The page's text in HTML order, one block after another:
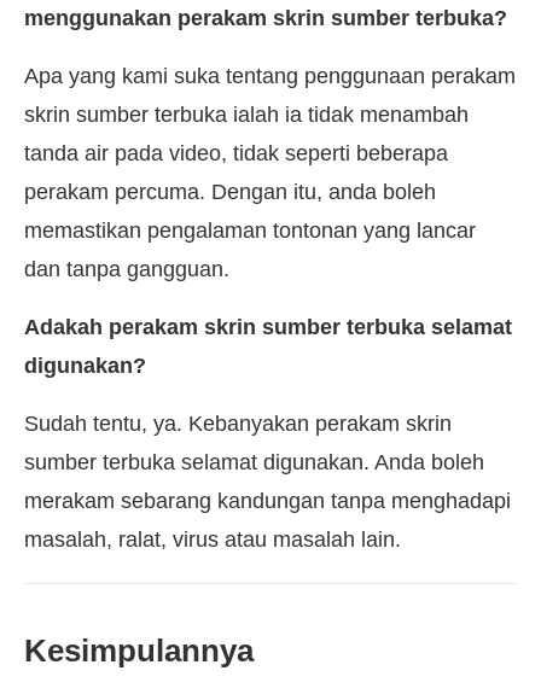
menggunakan perakam skrin sumber terbuka?
Apa yang kami suka tentang penggunaan perakam
skrin sumber terbuka ialah ia tidak menambah
tanda air pada video, tidak seperti beberapa
perakam percuma. Dengan itu, anda boleh
memastikan pengalaman tontonan yang lancar
dan tanpa gangguan.
Adakah perakam skrin sumber terbuka selamat
digunakan?
Sudah tentu, ya. Kebanyakan perakam skrin
sumber terbuka selamat digunakan. Anda boleh
merakam sebarang kandungan tanpa menghadapi
masalah, ralat, virus atau masalah lain.
Kesimpulannya